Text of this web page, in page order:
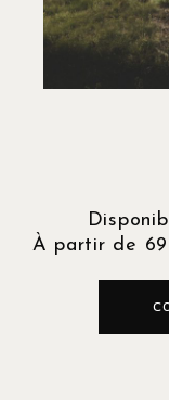
À partir de